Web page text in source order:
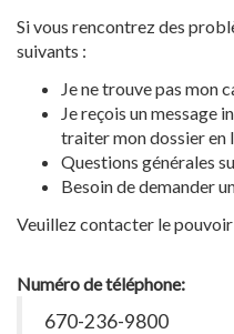
Si vous rencontrez des
suivants :
Je ne trouve pas mon
Je reçois un message
traiter mon dossier en
Questions générales
Besoin de demander
Veuillez contacter le
Numéro de téléphone:
670-236-9800